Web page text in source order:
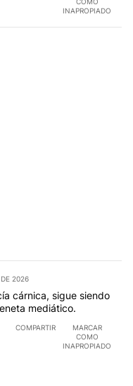
INAPROPIADO
2026
cárnica, sigue siendo
mediático.
COMPARTIR
MARCAR
COMO
INAPROPIADO